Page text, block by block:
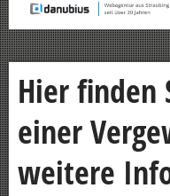
Hier finden
einer
weitere